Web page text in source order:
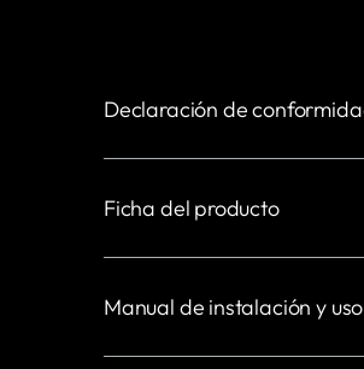
Declaración de
Ficha del producto
Manual de instalación y uso